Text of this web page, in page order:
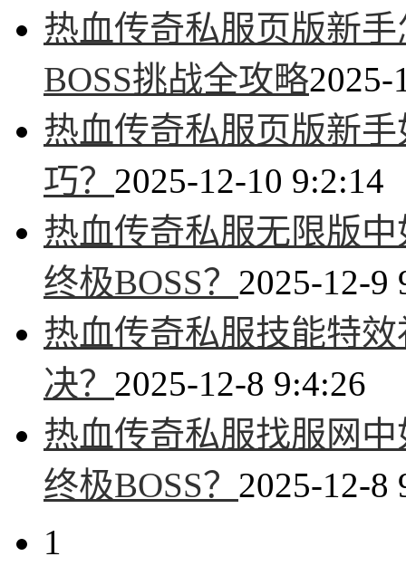
热血传奇私服页版新
BOSS挑战全攻略2025-
热血传奇私服页版新
巧？ 2025-12-10 9:2:14
热血传奇私服无限版
终极BOSS？ 2025-12-9
热血传奇私服技能特
决？ 2025-12-8 9:4:26
热血传奇私服找服网
终极BOSS？ 2025-12-8
1